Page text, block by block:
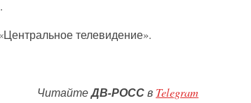
телевидение».
ЧитайтеДВ-РОССв Telegram